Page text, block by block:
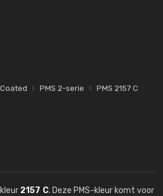
Coated PMS 2-serie PMS 2157 C
2157 C. Deze PMS-kleur komt voor